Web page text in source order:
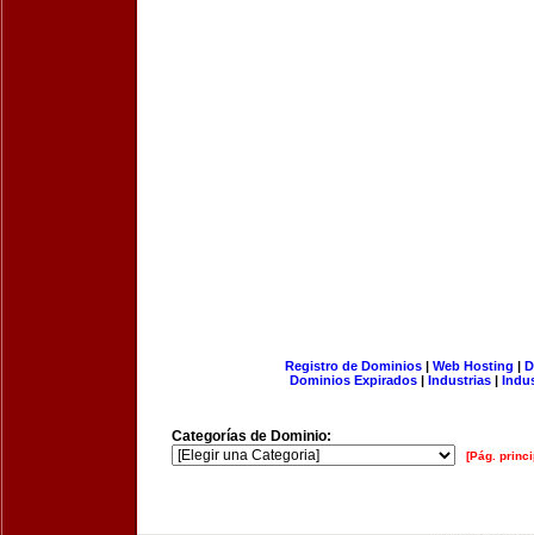
Registro de Dominios| Web Hosting |
Dominios Expirados | Industrias |
Categorías de Dominio:
[Pág.